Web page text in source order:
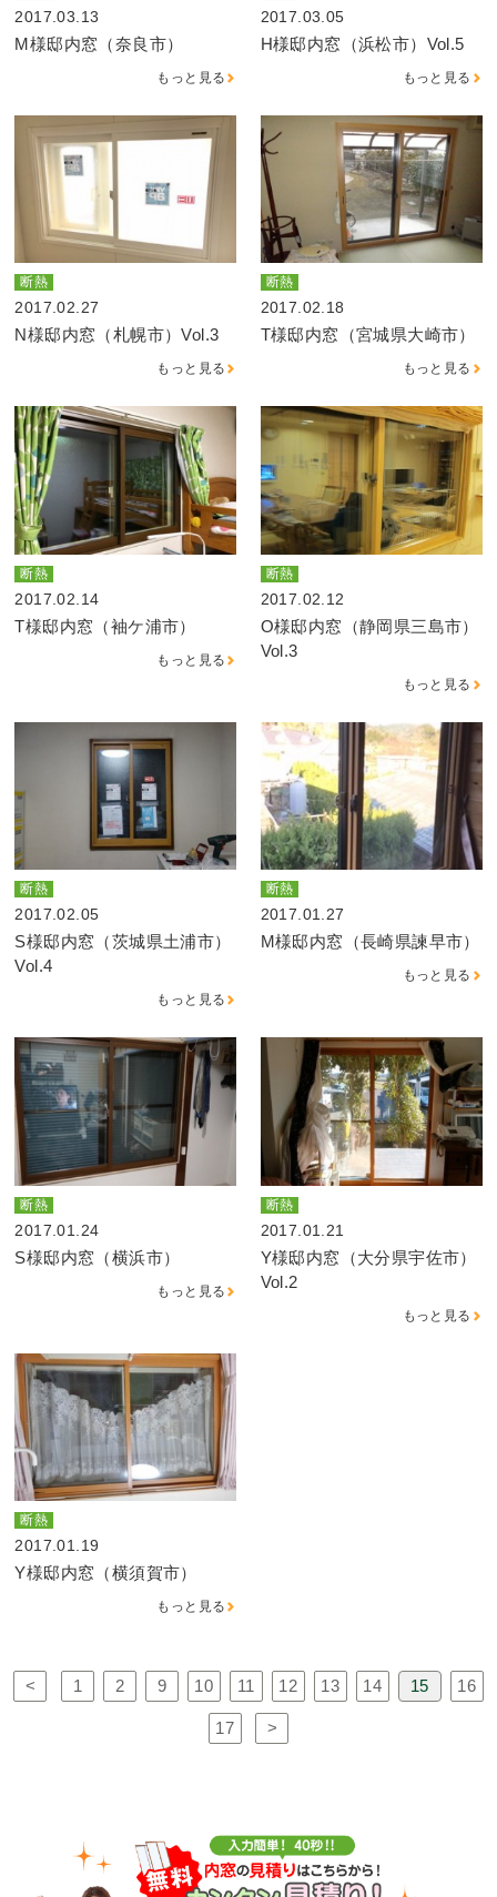
2017.03.13
M様邸内窓（奈良市）
もっと見る
2017.03.05
H様邸内窓（浜松市）Vol.5
もっと見る
断熱
2017.02.27
N様邸内窓（札幌市）Vol.3
もっと見る
断熱
2017.02.18
T様邸内窓（宮城県大崎市）
もっと見る
断熱
2017.02.14
T様邸内窓（袖ケ浦市）
もっと見る
断熱
2017.02.12
O様邸内窓（静岡県三島市）
Vol.3
もっと見る
断熱
2017.02.05
S様邸内窓（茨城県土浦市）
Vol.4
もっと見る
断熱
2017.01.27
M様邸内窓（長崎県諫早市）
もっと見る
断熱
2017.01.24
S様邸内窓（横浜市）
もっと見る
断熱
2017.01.21
Y様邸内窓（大分県宇佐市）
Vol.2
もっと見る
断熱
2017.01.19
Y様邸内窓（横須賀市）
もっと見る
< 1 2 9 10 11 12 13 14 15 16
17 >